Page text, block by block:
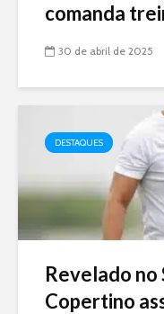
comanda
30 de abril de 2025
DESTAQUES
Revelado no
Copertino